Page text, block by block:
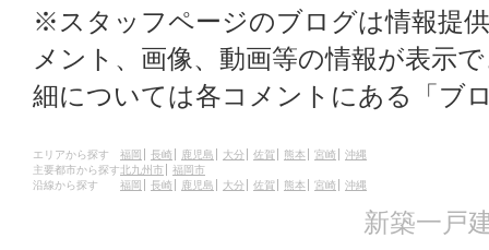
※スタッフページのブログは情報提
メント、画像、動画等の情報が表示
細については各コメントにある「ブ
エリアから探す 福岡 長崎 鹿児島 大分 佐賀 熊本 宮崎
沖縄
主要都市から探す北九州市
福岡市
沿線から探す
福岡 長崎 鹿児島 大分 佐賀 熊本 宮崎 沖縄
新築一戸